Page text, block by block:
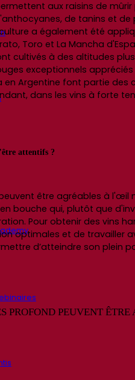
aux raisins de
de tanins et de
a également été
Toro et La Mancha
cultivés à des altitudes
exceptionnels
en Argentine font partie
dans les vins à forte
attentifs ?
être agréables à
bouche qui, plutôt que
Pour obtenir des vins
optimales et de travailler
d’atteindre son plein
PROFOND PEUVENT